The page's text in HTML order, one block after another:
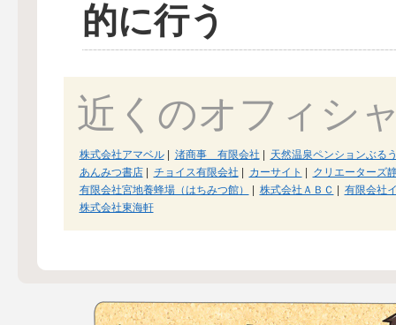
的に行う
近くのオフィシ
株式会社アマベル| 渚商事 有限会社
天然温泉ペンションぶる
あんみつ書店| チョイス有限会社 カーサイト
クリエーターズ
有限会社宮地養蜂場（はちみつ館）
株式会社ＡＢＣ
有限会社
株式会社東海軒